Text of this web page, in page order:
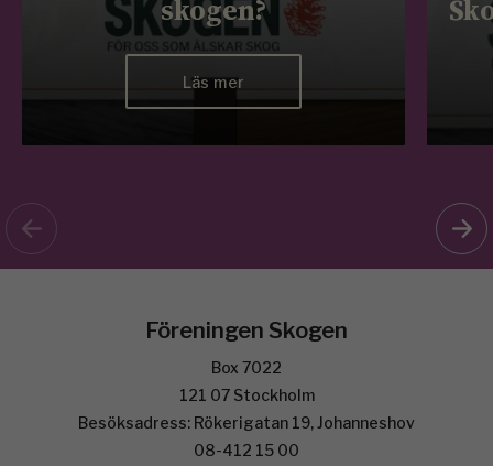
skogen?
Läs mer
Föreningen Skogen
Box 7022
121 07 Stockholm
Besöksadress: Rökerigatan 19, Johanneshov
08-412 15 00